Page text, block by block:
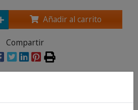
Añadir al carrito
Compartir